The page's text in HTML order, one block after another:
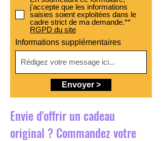
j'accepte que les informations
saisies soient exploitées dans le
cadre strict de ma demande.**
RGPD du site
Informations supplémentaires
Envoyer >
Envie d'offrir un cadeau
original ? Commandez votre